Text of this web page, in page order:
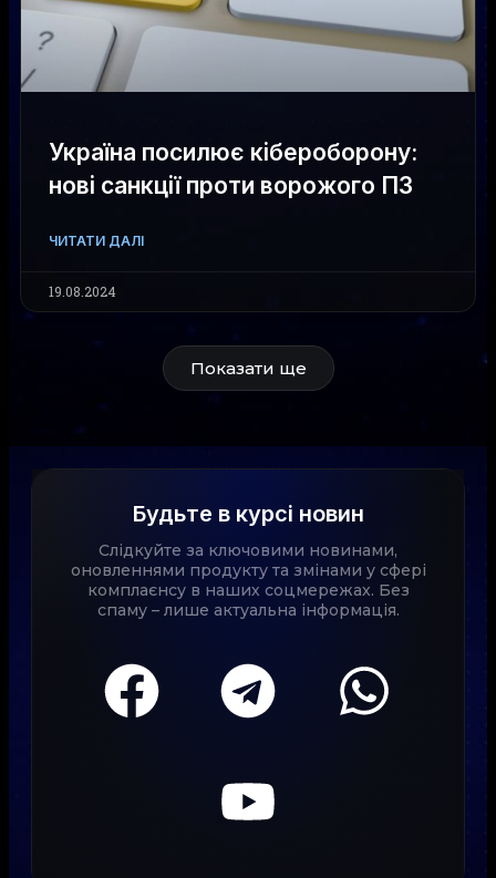
Україна посилює кібероборону:
нові санкції проти ворожого ПЗ
ЧИТАТИ ДАЛІ
19.08.2024
Показати ще
Будьте в курсі новин
Слідкуйте за ключовими новинами,
оновленнями продукту та змінами у сфері
комплаєнсу в наших соцмережах. Без
спаму – лише актуальна інформація.